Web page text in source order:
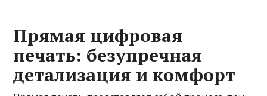
Прямая цифровая
печать: безупречная
детализация и комфорт